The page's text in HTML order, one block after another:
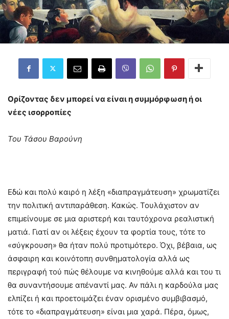
Ορίζοντας δεν μπορεί να είναι η συμμόρφωση ή οι
νέες ισορροπίες
Του Τάσου Βαρούνη
Εδώ και πολύ καιρό η λέξη «διαπραγμάτευση» χρωματίζει
την πολιτική αντιπαράθεση. Κακώς. Τουλάχιστον αν
επιμείνουμε σε μια αριστερή και ταυτόχρονα ρεαλιστική
ματιά. Γιατί αν οι λέξεις έχουν τα φορτία τους, τότε το
«σύγκρουση» θα ήταν πολύ προτιμότερο. Όχι, βέβαια, ως
άσφαιρη και κοινότοπη συνθηματολογία αλλά ως
περιγραφή τού πώς θέλουμε να κινηθούμε αλλά και του τι
θα συναντήσουμε απέναντί μας. Αν πάλι η καρδούλα μας
ελπίζει ή και προετοιμάζει έναν ορισμένο συμβιβασμό,
τότε το «διαπραγμάτευση» είναι μια χαρά. Πέρα, όμως,